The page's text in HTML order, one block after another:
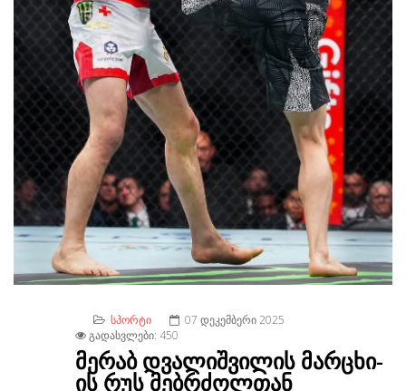
ᲡᲞᲝᲠᲢᲘ
07 ᲓᲔᲙᲔᲛᲑᲔᲠᲘ 2025
ᲒᲐᲓᲐᲡᲕᲚᲔᲑᲘ: 450
მერაბ დვალიშვილის მარცხი-
ის რუს მებრძოლთან